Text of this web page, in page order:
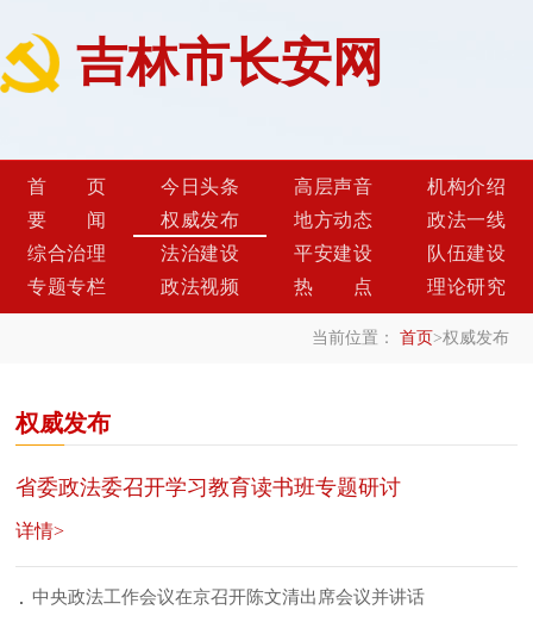
吉林市长安网
首页 今日头条 高层声音
机构介绍
要闻
权威发布 地方动态
政法一线
综合治理
法治建设 平安建设
队伍建设
专题专栏
政法视频 热点 理论研究
当前位置： 首页>权威发布
权威发布
省委政法委召开学习教育读书班专题研讨
详情>
中央政法工作会议在京召开陈文清出席会议并讲话